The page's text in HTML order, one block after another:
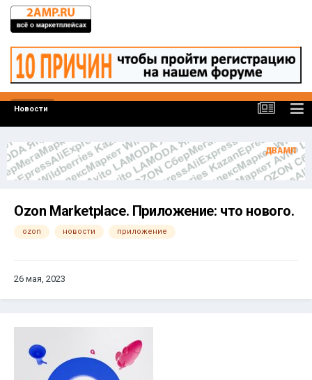
Новости
Ozon Marketplace. Приложение: что нового.
ozon новости приложение
26 мая, 2023